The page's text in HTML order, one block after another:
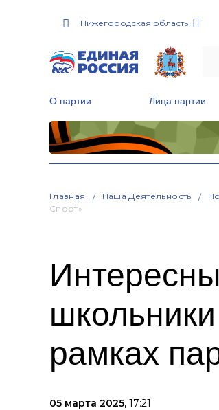
Нижегородская область
О партии Лица партии
Главная Наша Деятельность
Спорт»
рамках
05 марта 2025, 17:21